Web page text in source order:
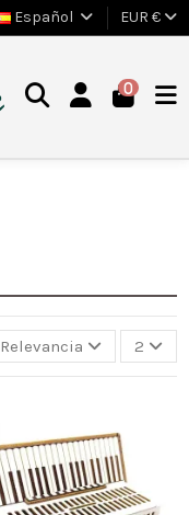
Español EUR €
0
Relevancia 2